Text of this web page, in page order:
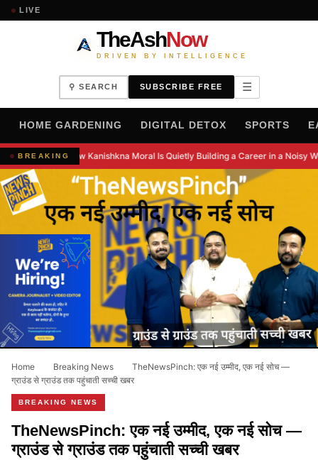
LIVE
TheAshNow
DRIVEN BY INTELLIGENCE
⚲ SEARCH SUBSCRIBE FREE ☰
HOME GARDENING DIGITAL DETOX SPORTS
BREAKINGHow Kanishkna Moral Is Quietly Building a Career in a Noisy
Home Breaking News
TheNewsPinch: एक नई उम्मीद, एक नई सोच —
ग्राउंड से ग्राउंड तक पहुंचाती सच्ची खबर
BREAKING NEWS
TheNewsPinch: एक नई उम्मीद, एक नई सोच —
ग्राउंड से ग्राउंड तक पहुंचाती सच्ची खबर